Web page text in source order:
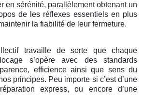
en sérénité, parallèlement obtenant un
de les réflexes essentiels en plus
la fiabilité de leur fermeture.
travaille de sorte que chaque
s’opère avec des standards
efficience ainsi que sens du
principes. Peu importe si c’est d’une
express, ou encore d’une